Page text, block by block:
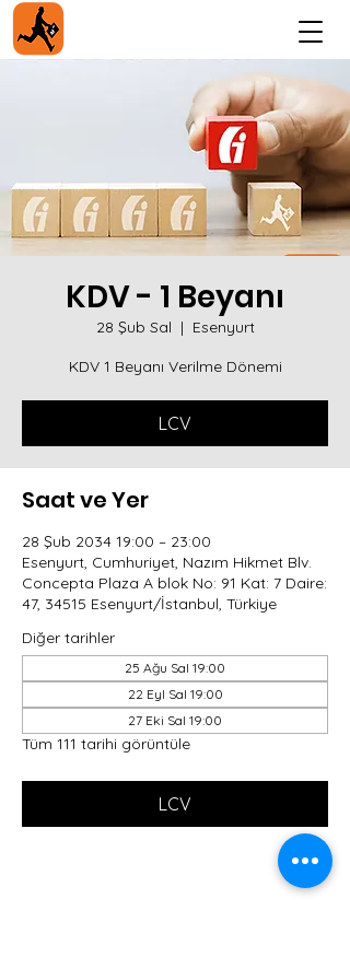
KDV - 1 Beyanı
28 Şub Sal
  |
Esenyurt
KDV 1 Beyanı Verilme Dönemi
LCV
Saat ve Yer
28 Şub 2034 19:00 – 23:00
Esenyurt, Cumhuriyet, Nazım Hikmet Blv.
Concepta Plaza A blok No: 91 Kat: 7 Daire:
47, 34515 Esenyurt/İstanbul, Türkiye
Diğer tarihler
25 Ağu Sal 19:00
22 Eyl Sal 19:00
27 Eki Sal 19:00
Tüm 111 tarihi görüntüle
LCV